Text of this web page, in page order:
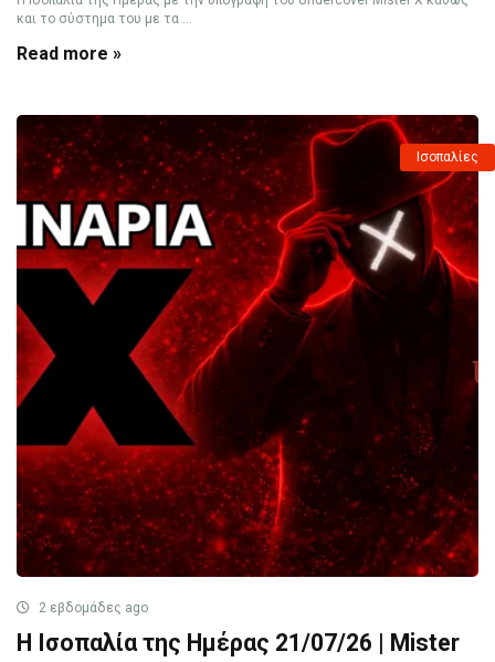
και το σύστημα του με τα ...
Read more »
Ισοπαλίες
2 εβδομάδες ago
Η Ισοπαλία της Ημέρας 21/07/26 | Mister